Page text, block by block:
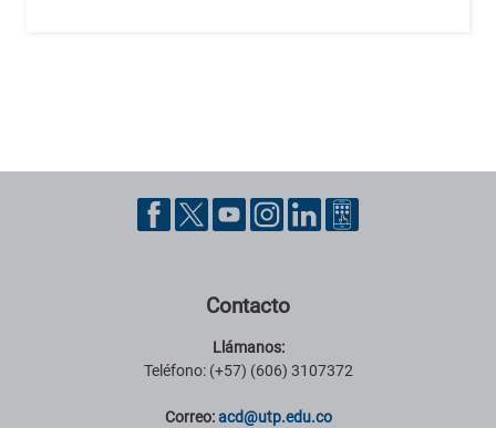
Pie de página con información de contacto, redes sociales y datos
Contacto
Llámanos:
Teléfono: (+57) (606) 3107372
Correo: acd@utp.edu.co